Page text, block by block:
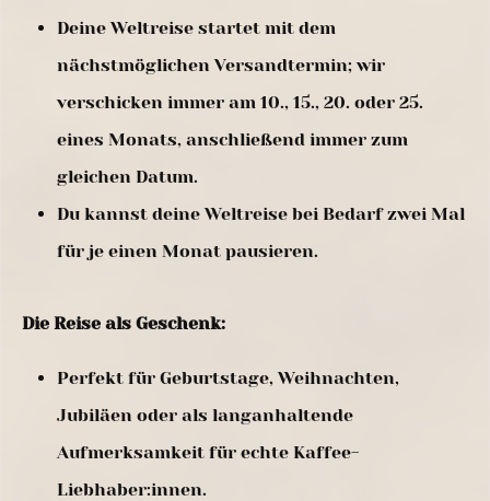
Deine Weltreise startet mit dem
nächstmöglichen Versandtermin; wir
verschicken immer am 10., 15., 20. oder 25.
eines Monats, anschließend immer zum
gleichen Datum.
Du kannst deine Weltreise bei Bedarf zwei Mal
für je einen Monat pausieren.
Die Reise als Geschenk:
Perfekt für Geburtstage, Weihnachten,
Jubiläen oder als langanhaltende
Aufmerksamkeit für echte Kaffee-
Liebhaber:innen.